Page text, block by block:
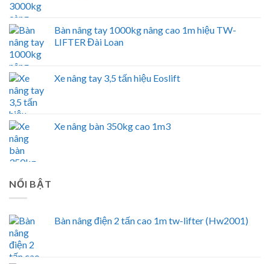
Bàn nâng tay 1000kg nâng cao 1m hiệu TW-
LIFTER Đài Loan
Xe nâng tay 3,5 tấn hiệu Eoslift
Xe nâng bàn 350kg cao 1m3
NỔI BẬT
Bàn nâng điện 2 tấn cao 1m tw-lifter (Hw2001)